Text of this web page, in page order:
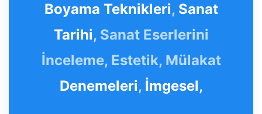
Boyama Teknikleri, Sanat
Tarihi, Sanat Eserlerini
İnceleme, Estetik, Mülakat
Denemeleri, İmgesel,